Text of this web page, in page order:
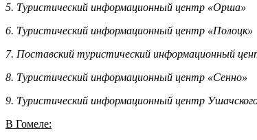
5. Туристический информационный центр «Орша»
6. Туристический информационный центр «Полоцк»
7. Поставский туристический информационный
8. Туристический информационный центр «Сенно»
9. Туристический информационный центр
В Гомеле: